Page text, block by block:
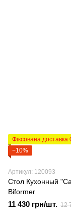
Фіксована доставка
−10%
Артикул: 120093
Стол Кухонный
Biformer
11 430 грн/шт. 12